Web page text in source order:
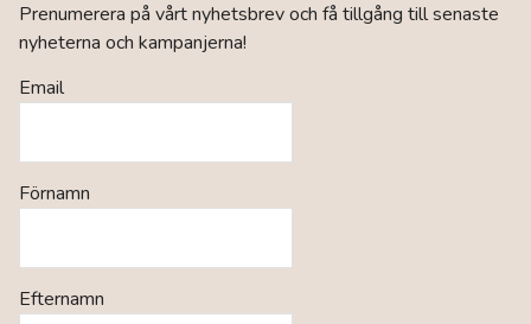
Prenumerera på vårt nyhetsbrev och få tillgång till senaste
nyheterna och kampanjerna!
Email
Förnamn
Efternamn